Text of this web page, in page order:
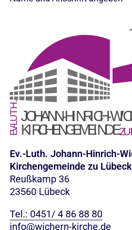
Ev.-Luth. Johann-Hinrich-
Kirchengemeinde zu Lübeck
Reußkamp 36
23560 Lübeck
Tel.: 0451/ 4 86 88 80
info@wichern-kirche.de